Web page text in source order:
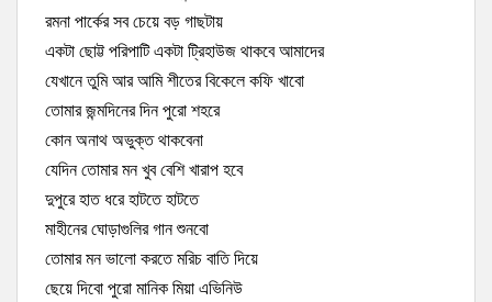
রমনা পার্কের সব চেয়ে বড় গাছটায়
একটা ছোট্ট পরিপাটি একটা ট্রিহাউজ থাকবে আমাদের
যেখানে তুমি আর আমি শীতের বিকেলে কফি খাবো
তোমার জন্মদিনের দিন পুরো শহরে
কোন অনাথ অভুক্ত থাকবেনা
যেদিন তোমার মন খুব বেশি খারাপ হবে
দুপুরে হাত ধরে হাটতে হাটতে
মাহীনের ঘোড়াগুলির গান শুনবো
তোমার মন ভালো করতে মরিচ বাতি দিয়ে
ছেয়ে দিবো পুরো মানিক মিয়া এভিনিউ